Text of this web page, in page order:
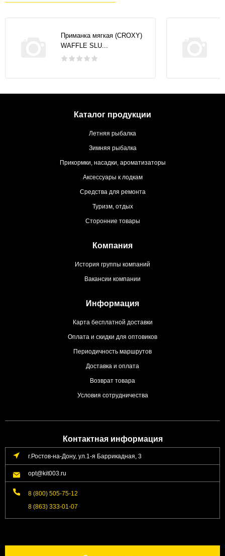
Приманка мягкая (CROXY)
WAFFLE SLU...
Каталог продукции
Летняя рыбалка
Зимняя рыбалка
Прикормки, насадки, ароматизаторы
Аксессуары к лодкам
Средства для ремонта
Туризм, отдых
Сторонние товары
Компания
История группы компаний
Вакансии компании
Информация
Карта бесплатной доставки
Оплата и скидки для оптовиков
Периодичность маршрутов
Доставка и оплата
Возврат товара
Условия сотрудничества
Контактная информация
г.Ростов-на-Дону, ул.1-я Баррикадная, 3
opt@kit003.ru
8 (800) 505-75-12
8 (863) 333-01-07